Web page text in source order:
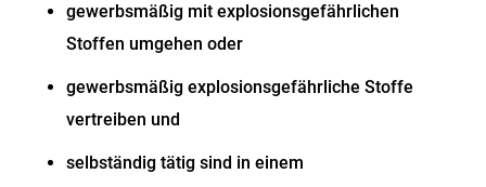
gewerbsmäßig mit explosionsgefährlichen
Stoffen umgehen oder
gewerbsmäßig explosionsgefährliche Stoffe
vertreiben und
selbständig tätig sind in einem